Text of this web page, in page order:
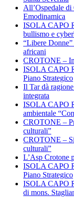
All’Ospedale
Emodinamica
ISOLA CAPO
bullismo e
“Libere
africani
CROTONE –
ISOLA CAPO
Piano Strategico
Il Tar dà
integrata
ISOLA CAPO
ambientale
CROTONE –
culturali”
CROTONE –
culturali”
L’Asp Crotone
ISOLA CAPO
Piano Strategico
ISOLA CAPO
di mons.